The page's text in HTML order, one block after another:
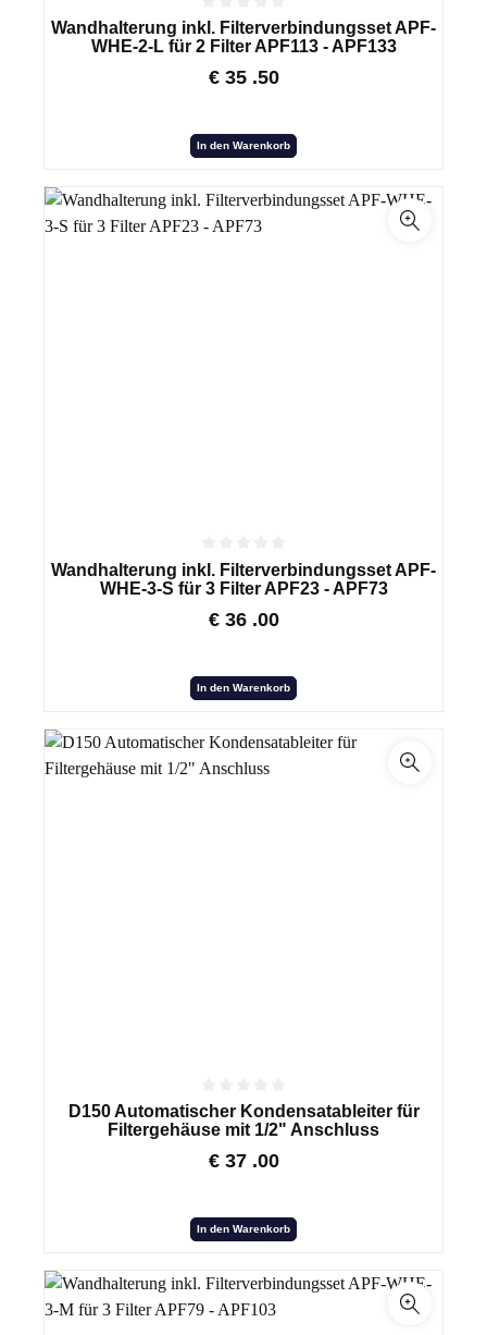
Wandhalterung inkl. Filterverbindungsset APF-
WHE-2-L für 2 Filter APF113 - APF133
€ 35 .50
In den Warenkorb
Wandhalterung inkl. Filterverbindungsset APF-
WHE-3-S für 3 Filter APF23 - APF73
€ 36 .00
In den Warenkorb
D150 Automatischer Kondensatableiter für
Filtergehäuse mit 1/2" Anschluss
€ 37 .00
In den Warenkorb